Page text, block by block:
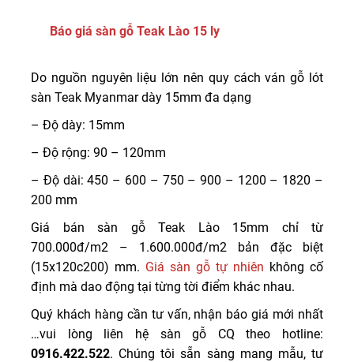
Báo giá sàn gỗ Teak Lào 15 ly
Do nguồn nguyên liệu lớn nên quy cách ván gỗ lót
sàn Teak Myanmar dày 15mm đa dạng
– Độ dày: 15mm
– Độ rộng: 90 – 120mm
– Độ dài: 450 – 600 – 750 – 900 – 1200 – 1820 –
200 mm
Giá bán sàn gỗ Teak Lào 15mm chỉ từ
700.000đ/m2 – 1.600.000đ/m2 bản đặc biệt
(15x120c200) mm. Giá sàn gỗ tự nhiên không cố
định mà dao động tại từng tời điểm khác nhau.
Quý khách hàng cần tư vấn, nhận báo giá mới nhất
…vui lòng liên hệ sàn gỗ CQ theo hotline:
0916.422.522. Chúng tôi sẵn sàng mang mẫu, tư